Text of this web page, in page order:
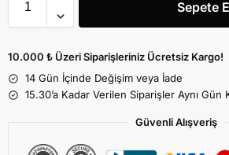
Sepete
10.000 ₺ Üzeri Siparişleriniz Ücretsiz Kargo!
14 Gün İçinde Değişim veya İade
15.30’a Kadar Verilen Siparişler Aynı Gün
Güvenli Alışveriş